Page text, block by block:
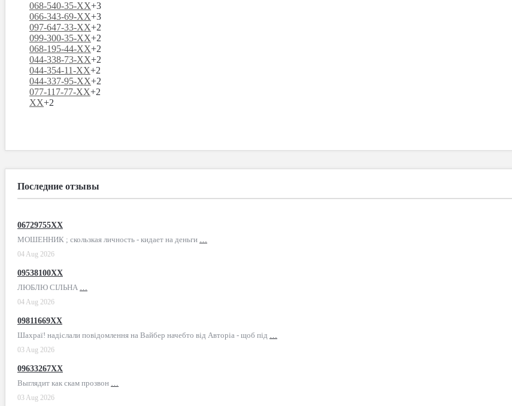
068-540-35-XX+3
066-343-69-XX+3
097-647-33-XX+2
099-300-35-XX+2
068-195-44-XX+2
044-338-73-XX+2
044-354-11-XX+2
044-337-95-XX+2
077-117-77-XX+2
XX+2
Последние отзывы
06729755XX
МОШЕННИК ; скользкая личность - кидает на деньги …
04 Aug 2026
09538100XX
ЛЮБЛЮ СІЛЬНА …
04 Aug 2026
09811669XX
Шахраї! надіслали повідомлення на Вайбер начебто від Авторіа - щоб під …
03 Aug 2026
09633267XX
Выглядит как скам прозвон …
03 Aug 2026